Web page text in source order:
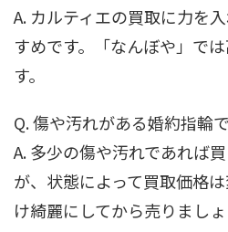
A. カルティエの買取に力を
すめです。「なんぼや」で
す。
Q. 傷や汚れがある婚約指輪
A. 多少の傷や汚れであれば
が、状態によって買取価格
け綺麗にしてから売りましょ